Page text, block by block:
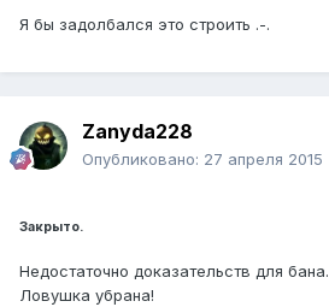
Я бы задолбался это строить .-.
Zanyda228
Опубликовано: 27 апреля 2015
Закрыто.
Недостаточно доказательств для бана.
Ловушка убрана!